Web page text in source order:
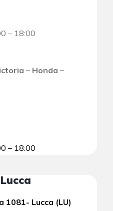
– 18:00
– Honda –
– 18:00
1081- Lucca (LU)